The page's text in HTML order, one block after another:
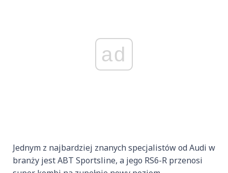
ad
Jednym z najbardziej znanych specjalistów od Audi w
branży jest ABT Sportsline, a jego RS6-R przenosi